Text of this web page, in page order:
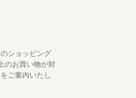
ショッピング
のお買い物が対
ご案内いたし